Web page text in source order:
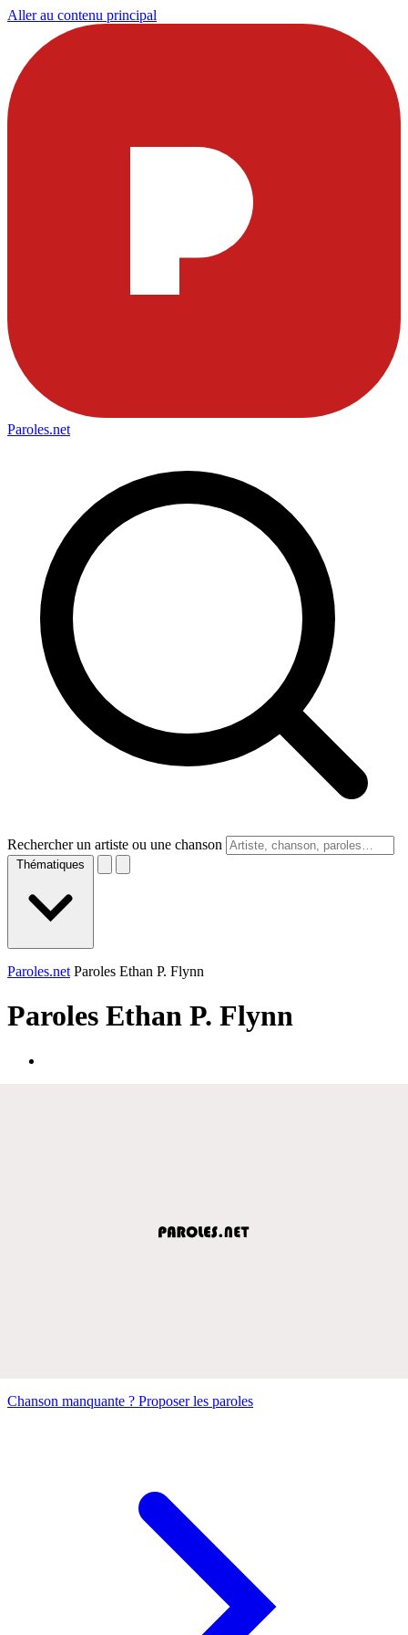
Aller au contenu principal
Paroles.net
Rechercher un artiste ou une chanson
Thématiques
Paroles.net Paroles Ethan P. Flynn
Paroles Ethan P. Flynn
Chanson manquante ? Proposer les paroles